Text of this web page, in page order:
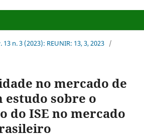
13 n. 3 (2023): REUNIR: 13, 3, 2023 /
no mercado de
estudo sobre o
do ISE no mercado